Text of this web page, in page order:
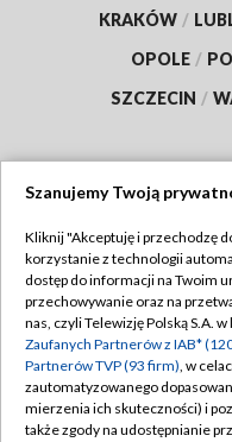
KRAKÓW /
OPOLE /
SZCZECIN /
Abonament TVP
Emisja w TVP
Centrum informacji
Naziemna Telewizja
Szanujemy Twoją
Kliknij "Akceptuję i przechodzę
korzystanie z technologii
dostęp do informacji na Twoim
przechowywanie oraz na
nas, czyli Telewizję Polską S.A.
Zaufanych Partnerów z IAB*
Partnerów TVP (93 firm), w
zautomatyzowanego
mierzenia ich skuteczności) i
także zgody na udostępnianie